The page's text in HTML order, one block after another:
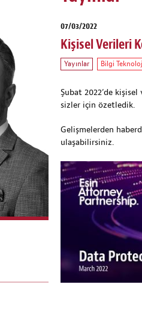
07/03/2022
Kişisel Verileri
Yayınlar Bilgi
Şubat 2022’de
sizler için özetledik.
Gelişmelerden
ulaşabilirsiniz.